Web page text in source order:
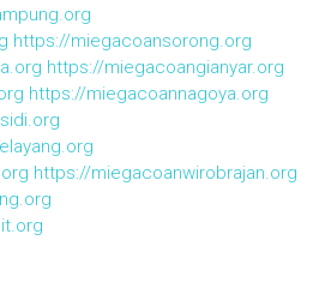
https://miegacoansorong.org
https://miegacoangianyar.org
https://miegacoannagoya.org
https://miegacoanwirobrajan.org